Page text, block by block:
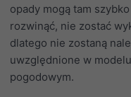
opady mogą tam
rozwinąć, nie zostać
dlatego nie zostaną
uwzględnione w modelu
pogodowym.